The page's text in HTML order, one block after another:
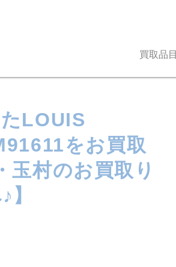
買取品目
LOUIS
をお買取
玉村のお買取り